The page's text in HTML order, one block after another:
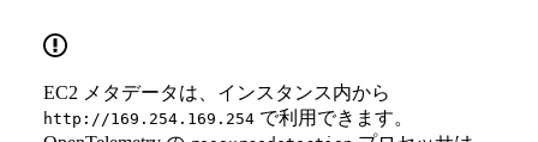
EC2 メタデータは、インスタンス内から
http://169.254.169.254 で利用できます。